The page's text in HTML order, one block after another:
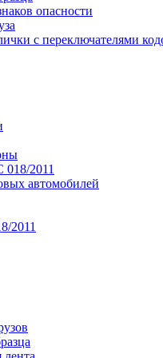
опасности
с переключателями
2011
автомобилей
2011